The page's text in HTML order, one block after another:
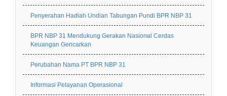
Penyerahan Hadiah Undian Tabungan Pundi BPR NBP 31
BPR NBP 31 Mendukung Gerakan Nasional Cerdas
Keuangan Gencarkan
Perubahan Nama PT BPR NBP 31
Informasi Pelayanan Operasional